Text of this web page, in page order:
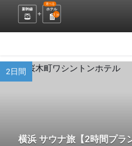
新幹線 ホテル
選べる
1 泊
2日間
横浜 サウナ旅【2時間プ